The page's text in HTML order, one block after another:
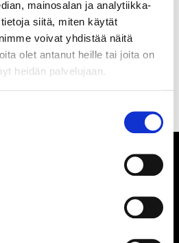
mainosalan ja analytiikka-
siitä, miten käytät
voivat yhdistää näitä
olet antanut heille tai joita on
heidän palvelujaan.
ja hyväksyn